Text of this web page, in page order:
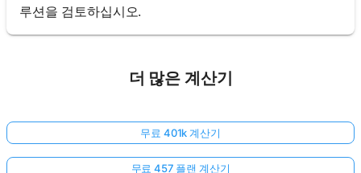
아
직
루션을 검토하십시오.
더 많은 계산기
무료 401k 계산기
무료 457 플랜 계산기